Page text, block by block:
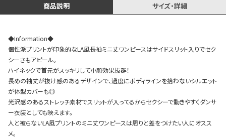
DANCE MOVIE
Instagram LIVE items
商品説明 サイズ・詳細
◆Information◆
個性派プリントが印象的なLA風長袖ミニ丈ワンピースはサイドスリット入りでセク
シーさもアピール。
ハイネックで首元がスッキリして小顔効果抜群！
長めの袖丈が抜け感のあるデザインで、過度にボディラインを拾わないシルエット
が体型カバーも◎
光沢感のあるストレッチ素材でスリットが入ってるからセクシーで動きやすくダンサ
ー衣装としても映えます。
人と被らないLA風プリントのミニ丈ワンピースは周りと差をつけたい人にオスス
メ。